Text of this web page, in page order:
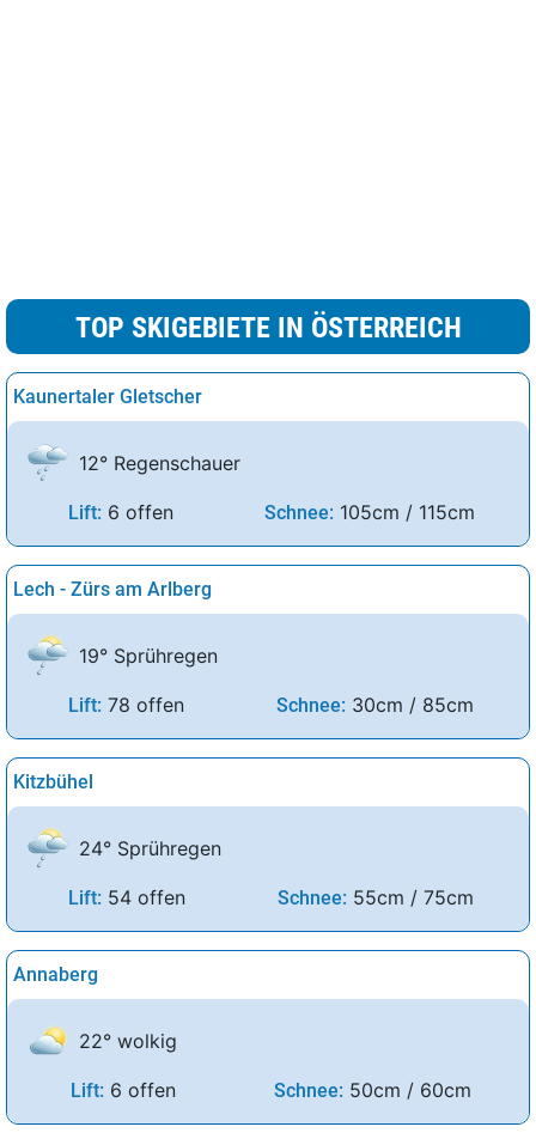
TOP SKIGEBIETE IN ÖSTERREICH
Kaunertaler Gletscher
12° Regenschauer
Lift: 6 offen Schnee: 105cm / 115cm
Lech - Zürs am Arlberg
19° Sprühregen
Lift: 78 offen Schnee: 30cm / 85cm
Kitzbühel
24° Sprühregen
Lift: 54 offen Schnee: 55cm / 75cm
Annaberg
22° wolkig
Lift: 6 offen Schnee: 50cm / 60cm